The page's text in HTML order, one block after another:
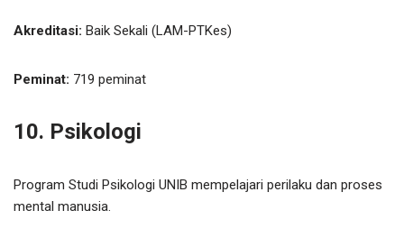
Akreditasi: Baik Sekali (LAM-PTKes)
Peminat: 719 peminat
10. Psikologi
Program Studi Psikologi UNIB mempelajari perilaku dan proses
mental manusia.